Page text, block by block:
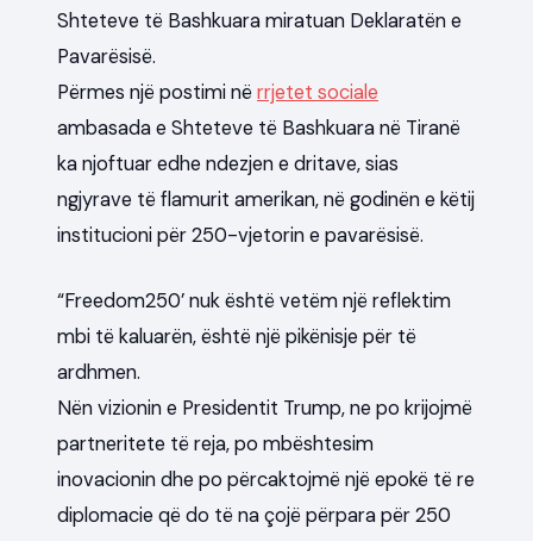
Shteteve të Bashkuara miratuan Deklaratën e
Pavarësisë.
Përmes një postimi në rrjetet sociale
ambasada e Shteteve të Bashkuara në Tiranë
ka njoftuar edhe ndezjen e dritave, sias
ngjyrave të flamurit amerikan, në godinën e këtij
institucioni për 250-vjetorin e pavarësisë.
“Freedom250’ nuk është vetëm një reflektim
mbi të kaluarën, është një pikënisje për të
ardhmen.
Nën vizionin e Presidentit Trump, ne po krijojmë
partneritete të reja, po mbështesim
inovacionin dhe po përcaktojmë një epokë të re
diplomacie që do të na çojë përpara për 250